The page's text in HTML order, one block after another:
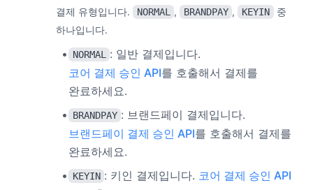
결제 유형입니다. NORMAL , BRANDPAY , KEYIN
중
하나입니다.
NORMAL
: 일반 결제입니다.
코어 결제 승인 API를 호출해서 결제를
완료하세요.
BRANDPAY : 브랜드페이 결제입니다.
브랜드페이 결제 승인 API를 호출해서 결제를
완료하세요.
KEYIN : 키인 결제입니다. 코어 결제 승인 API